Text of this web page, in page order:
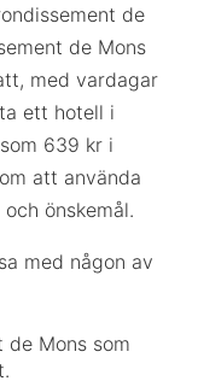
de
de Mons
med vardagar
ett hotell i
639 kr i
att använda
önskemål.
med någon av
Mons som